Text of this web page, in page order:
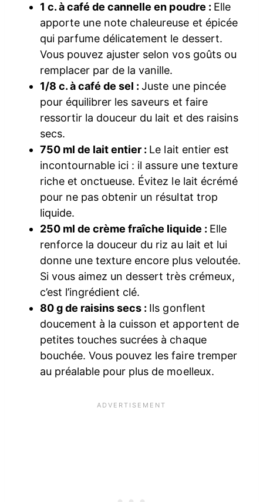
1 c. à café de cannelle en poudre : Elle
apporte une note chaleureuse et épicée
qui parfume délicatement le dessert.
Vous pouvez ajuster selon vos goûts ou
remplacer par de la vanille.
1/8 c. à café de sel :Juste une pincée
pour équilibrer les saveurs et faire
ressortir la douceur du lait et des raisins
secs.
750 ml de lait entier : Le lait entier est
incontournable ici : il assure une texture
riche et onctueuse. Évitez le lait écrémé
pour ne pas obtenir un résultat trop
liquide.
250 ml de crème fraîche liquide : Elle
renforce la douceur du riz au lait et lui
donne une texture encore plus veloutée.
Si vous aimez un dessert très crémeux,
c’est l’ingrédient clé.
80 g de raisins secs : Ils gonflent
doucement à la cuisson et apportent de
petites touches sucrées à chaque
bouchée. Vous pouvez les faire tremper
au préalable pour plus de moelleux.